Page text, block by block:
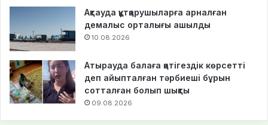
Ақтауда құтқарушыларға арналған
демалыс орталығы ашылды
10.08.2026
Атырауда балаға қатігездік көрсетті
деп айыпталған тәрбиеші бұрын
сотталған болып шықты
09.08.2026